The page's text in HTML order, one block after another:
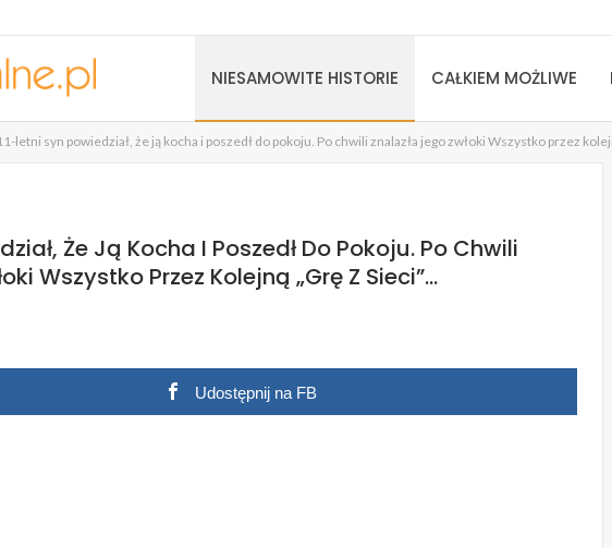
NIESAMOWITE HISTORIE CAŁKIEM MOŻLIWE
letni syn powiedział, że ją kocha i poszedł do pokoju. Po chwili znalazła jego zwłoki Wszystko przez
Że Ją Kocha I Poszedł Do Pokoju. Po Chwili
Wszystko Przez Kolejną „grę Z Sieci”…
Udostępnij na FB